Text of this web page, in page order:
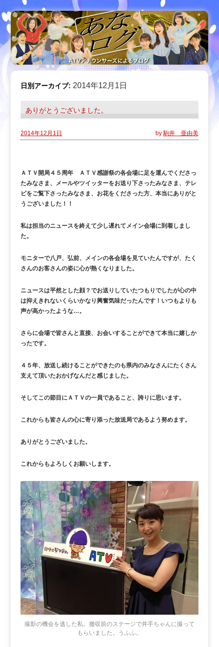
日別アーカイブ:2014年12月1日
ありがとうございました。
2014年12月1日 by駒井 亜由美
ＡＴＶ開局４５周年 ＡＴＶ感謝祭の各会場に足を運んでくださっ
たみなさま、メールやツイッターをお送り下さったみなさま、テレ
ビをご覧下さったみなさま、お花をくださった方、本当にありがと
うございました！！
私は担当のニュースを終えて少し遅れてメイン会場に到着しまし
た。
モニターで八戸、弘前、メインの各会場を見ていたんですが、たく
さんのお客さんの姿に心が熱くなりました。
ニュースは平然とした顔？でお送りしていたつもりでしたが心の中
は抑えきれないくらいかなり興奮気味だったんです！いつもよりも
声が高かったような…。
さらに会場で皆さんと直接、お会いすることができて本当に嬉しか
ったです。
４５年、放送し続けることができたのも県内のみなさんにたくさん
支えて頂いたおかげなんだと感じました。
そしてこの節目にＡＴＶの一員であること、誇りに思います。
これからも皆さんの心に寄り添った放送局であるよう努めます。
ありがとうございました。
これからもよろしくお願いします。
撮影の機会を逃した私。撤収前のステージで井手ちゃんに撮って
もらいました。うふふ。